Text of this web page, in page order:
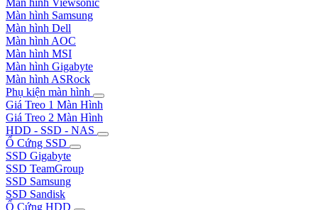
Màn hình Samsung
Màn hình Dell
Màn hình AOC
Màn hình MSI
Màn hình Gigabyte
Màn hình ASRock
Phụ kiện màn hình
Giá Treo 1 Màn Hình
Giá Treo 2 Màn Hình
HDD - SSD - NAS
Ổ Cứng SSD
SSD Gigabyte
SSD TeamGroup
SSD Samsung
SSD Sandisk
Ổ Cứng HDD